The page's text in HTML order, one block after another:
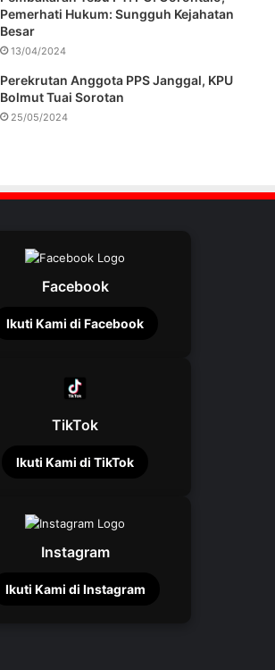
Pemerhati Hukum: Sungguh Kejahatan
Besar
13/04/2024
Perekrutan Anggota PPS Janggal, KPU
Bolmut Tuai Sorotan
25/05/2024
Facebook
Ikuti Kami di Facebook
TikTok
Ikuti Kami di TikTok
Instagram
Ikuti Kami di Instagram